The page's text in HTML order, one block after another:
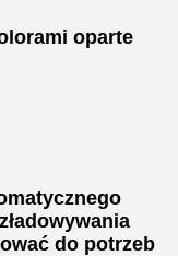
oparte
do potrzeb